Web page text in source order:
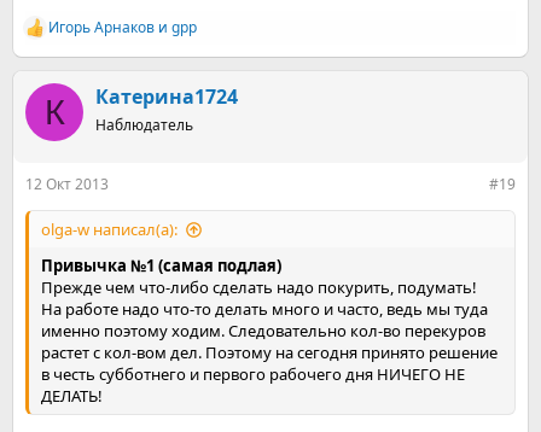
Р
е
к
ц
и
Игорь Арнаков и gpp
К Катерина1724
Наблюдатель
12 Окт 2013 #19
olga-w написал(а):
Привычка №1 (самая подлая)
Прежде чем что-либо сделать надо покурить, подумать!
На работе надо что-то делать много и часто, ведь мы туда
именно поэтому ходим. Следовательно кол-во перекуров
растет с кол-вом дел. Поэтому на сегодня принято решение
в честь субботнего и первого рабочего дня НИЧЕГО НЕ
ДЕЛАТЬ!